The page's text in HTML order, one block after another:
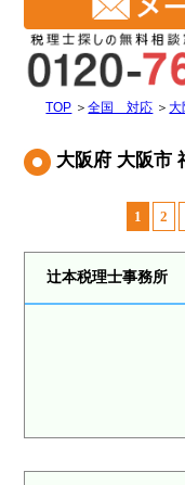
TOP ＞全国 対応 ＞大
大阪府 大阪市
1 2
辻本税理士事務所